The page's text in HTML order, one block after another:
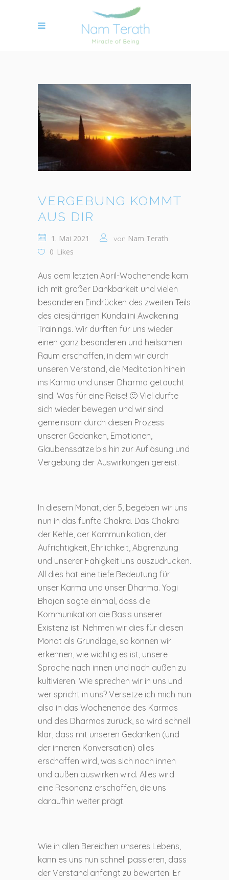
VERGEBUNG KOMMT
AUS DIR
1. Mai 2021 von Nam Terath
0 Likes
Aus dem letzten April-Wochenende kam
ich mit großer Dankbarkeit und vielen
besonderen Eindrücken des zweiten Teils
des diesjährigen Kundalini Awakening
Trainings. Wir durften für uns wieder
einen ganz besonderen und heilsamen
Raum erschaffen, in dem wir durch
unseren Verstand, die Meditation hinein
ins Karma und unser Dharma getaucht
sind. Was für eine Reise! 🙂 Viel durfte
sich wieder bewegen und wir sind
gemeinsam durch diesen Prozess
unserer Gedanken, Emotionen,
Glaubenssätze bis hin zur Auflösung und
Vergebung der Auswirkungen gereist.
In diesem Monat, der 5, begeben wir uns
nun in das fünfte Chakra. Das Chakra
der Kehle, der Kommunikation, der
Aufrichtigkeit, Ehrlichkeit, Abgrenzung
und unserer Fähigkeit uns auszudrücken.
All dies hat eine tiefe Bedeutung für
unser Karma und unser Dharma. Yogi
Bhajan sagte einmal, dass die
Kommunikation die Basis unserer
Existenz ist. Nehmen wir dies für diesen
Monat als Grundlage, so können wir
erkennen, wie wichtig es ist, unsere
Sprache nach innen und nach außen zu
kultivieren. Wie sprechen wir in uns und
wer spricht in uns? Versetze ich mich nun
also in das Wochenende des Karmas
und des Dharmas zurück, so wird schnell
klar, dass mit unseren Gedanken (und
der inneren Konversation) alles
erschaffen wird, was sich nach innen
und außen auswirken wird. Alles wird
eine Resonanz erschaffen, die uns
daraufhin weiter prägt.
Wie in allen Bereichen unseres Lebens,
kann es uns nun schnell passieren, dass
der Verstand anfängt zu bewerten. Er